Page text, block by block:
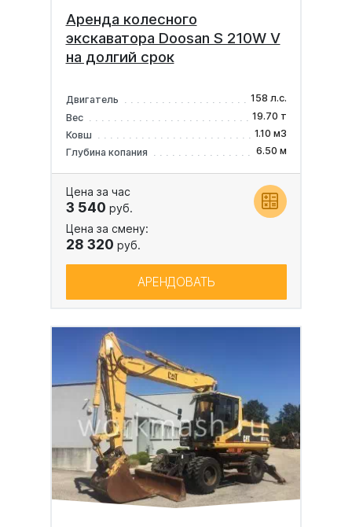
Аренда колесного
экскаватора Doosan S 210W V
на долгий срок
Двигатель
158 л.с.
Вес
19.70 т
Ковш
1.10 м3
Глубина копания
6.50 м
Цена за час
3 540 руб.
Цена за смену:
28 320 руб.
АРЕНДОВАТЬ